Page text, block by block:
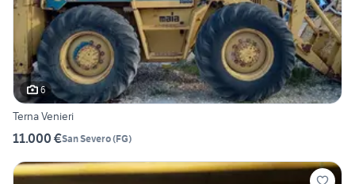
6
Terna Venieri
11.000 €San Severo(FG)